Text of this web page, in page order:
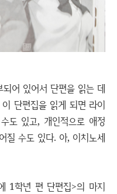
어 있어서 단편을 읽는 데
단편집을 읽게 되면 라이
도 있고, 개인적으로 애정
질 수도 있다. 아, 이치노세
1학년 편 단편집>의 마지